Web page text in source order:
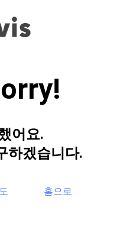
어요.
하겠습니다.
홈으로